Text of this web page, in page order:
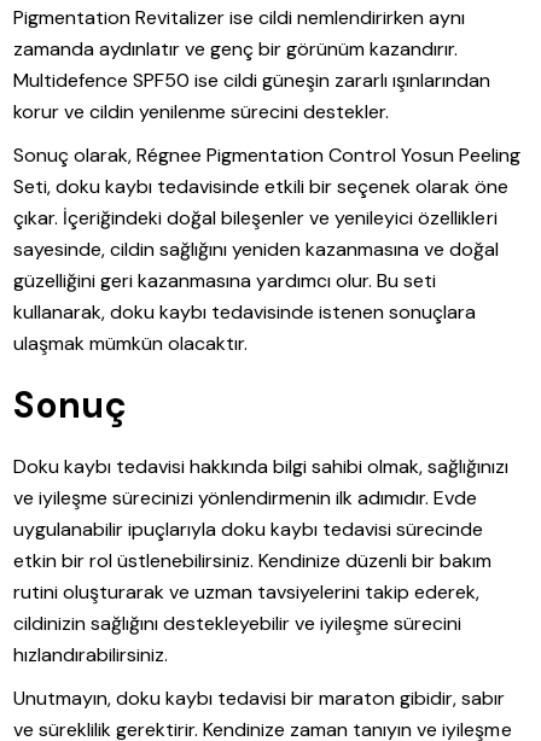
Pigmentation Revitalizer ise cildi nemlendirirken aynı
zamanda aydınlatır ve genç bir görünüm kazandırır.
Multidefence SPF50 ise cildi güneşin zararlı ışınlarından
korur ve cildin yenilenme sürecini destekler.
Sonuç olarak, Régnee Pigmentation Control Yosun Peeling
Seti, doku kaybı tedavisinde etkili bir seçenek olarak öne
çıkar. İçeriğindeki doğal bileşenler ve yenileyici özellikleri
sayesinde, cildin sağlığını yeniden kazanmasına ve doğal
güzelliğini geri kazanmasına yardımcı olur. Bu seti
kullanarak, doku kaybı tedavisinde istenen sonuçlara
ulaşmak mümkün olacaktır.
Sonuç
Doku kaybı tedavisi hakkında bilgi sahibi olmak, sağlığınızı
ve iyileşme sürecinizi yönlendirmenin ilk adımıdır. Evde
uygulanabilir ipuçlarıyla doku kaybı tedavisi sürecinde
etkin bir rol üstlenebilirsiniz. Kendinize düzenli bir bakım
rutini oluşturarak ve uzman tavsiyelerini takip ederek,
cildinizin sağlığını destekleyebilir ve iyileşme sürecini
hızlandırabilirsiniz.
Unutmayın, doku kaybı tedavisi bir maraton gibidir, sabır
ve süreklilik gerektirir. Kendinize zaman tanıyın ve iyileşme